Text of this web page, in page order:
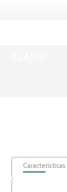
Características